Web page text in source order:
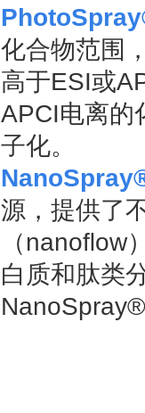
化合物范围
高于ESI或
APCI电离的
子化。
源，提供了
（
白质和肽类